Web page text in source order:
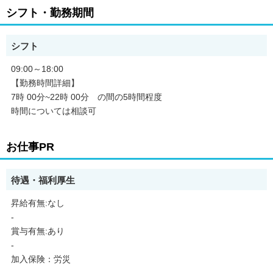
・禁煙・分煙
・シフト制
・産休制度あり
・産休・育休取得実績あり
シフト・勤務期間
シフト
09:00～18:00
【勤務時間詳細】
7時 00分~22時 00分 の間の5時間程度
時間については相談可
お仕事PR
待遇・福利厚生
昇給有無:なし
-
賞与有無:あり
-
加入保険：労災